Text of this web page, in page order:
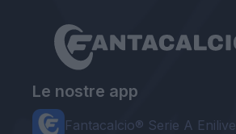
Le nostre app
Fantacalcio® Serie A Enilive